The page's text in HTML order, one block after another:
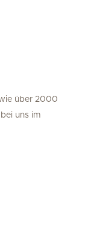
über 2000
uns im